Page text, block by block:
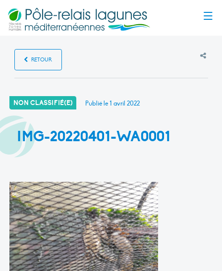
RETOUR
NON CLASSIFIÉ(E) Publié le1 avril 2022
IMG-20220401-WA0001